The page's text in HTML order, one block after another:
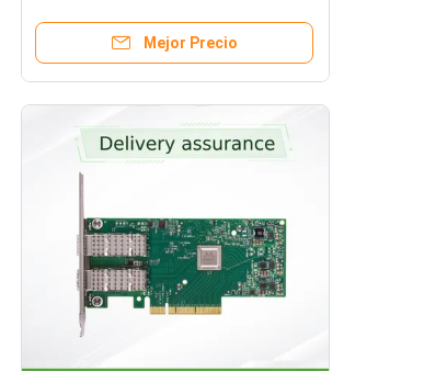
Mejor Precio